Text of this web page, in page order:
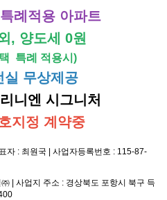
례적용 아파트
, 양도세 0원
특례 적용시)
실 무상제공
니엔 시그니처
지정 계약중
자 : 최원국 | 사업자등록번호 : 115-87-
| 사업지 주소 : 경상북도 포항시 북구 득